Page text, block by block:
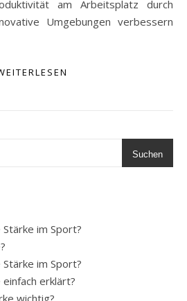
am Arbeitsplatz durch
Umgebungen verbessern
Suchen
im Sport?
im Sport?
erklärt?
wichtig?